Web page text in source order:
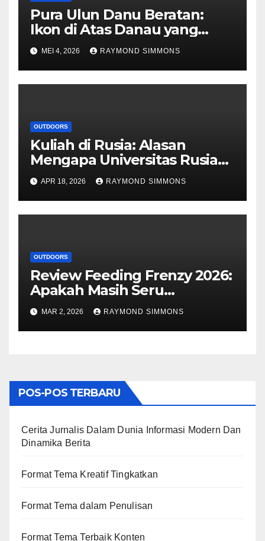
Pura Ulun Danu Beratan:
Ikon di Atas Danau yang
Memikat Dunia
MEI 4, 2026 RAYMOND SIMMONS
OUTDOORS
Kuliah di Rusia: Alasan
Mengapa Universitas Rusia
Kini Menjadi Pilihan Favorit
Dunia
APR 18, 2026 RAYMOND SIMMONS
OUTDOORS
Review Feeding Frenzy 2026:
Apakah Masih Seru
Dimainkan Sekarang?
MAR 2, 2026 RAYMOND SIMMONS
POS-POS TERBARU
Cerita Jurnalis Dalam Dunia Informasi Modern Dan
Dinamika Berita
Format Tema Kreatif Tingkatkan
Format Tema dalam Penulisan
Format Tema Terbaik Konten